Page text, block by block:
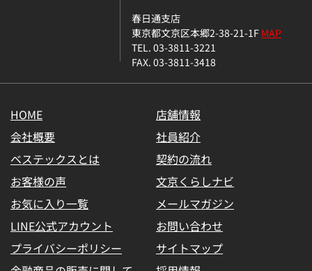
春日通支店
東京都文京区本郷2-38-21-1FMAP
TEL. 03-3811-3221
FAX. 03-3811-3418
HOME
店舗情報
会社概要
社員紹介
ベステックスとは
契約の流れ
お客様の声
文京くらしナビ
お気に入り一覧
メールマガジン
LINE公式アカウント
お問い合わせ
プライバシーポリシー
サイトマップ